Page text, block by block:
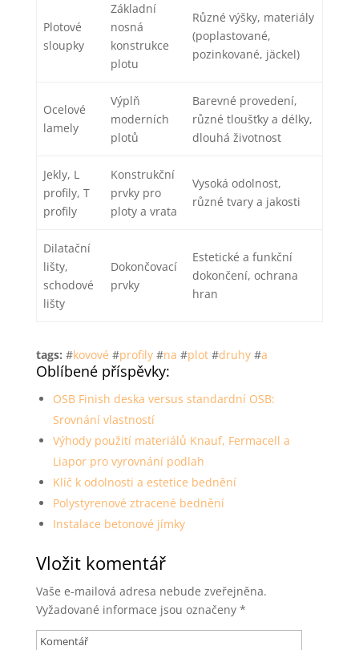
Plotové
sloupky
Základní
nosná
konstrukce
plotu
Různé výšky, materiály
(poplastované,
pozinkované, jäckel)
Ocelové
lamely
Výplň
moderních
plotů
Barevné provedení,
různé tloušťky a délky,
dlouhá životnost
Jekly, L
profily, T
profily
Konstrukční
prvky pro
ploty a vrata
Vysoká odolnost,
různé tvary a jakosti
Dilatační
lišty,
schodové
lišty
Dokončovací
prvky
Estetické a funkční
dokončení, ochrana
hran
tags: #kovové #profily#na #plot#druhy#a
Oblíbené příspěvky:
OSB Finish deska versus standardní OSB:
Srovnání vlastností
Výhody použití materiálů Knauf, Fermacell a
Liapor pro vyrovnání podlah
Klíč k odolnosti a estetice bednění
Polystyrenové ztracené bednění
Instalace betonové jímky
Vložit komentář
Vaše e-mailová adresa nebude zveřejněna.
Vyžadované informace jsou označeny *